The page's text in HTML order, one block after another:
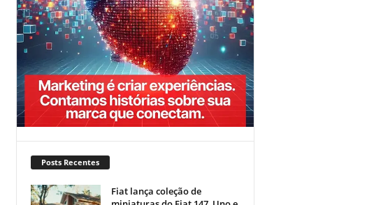
Posts Recentes
Fiat lança coleção de